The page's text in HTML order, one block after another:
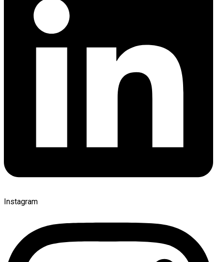
Instagram